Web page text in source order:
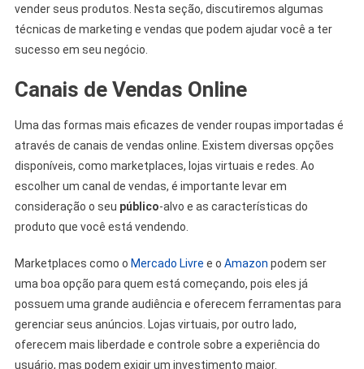
vender seus produtos. Nesta seção, discutiremos algumas
técnicas de marketing e vendas que podem ajudar você a ter
sucesso em seu negócio.
Canais de Vendas Online
Uma das formas mais eficazes de vender roupas importadas é
através de canais de vendas online. Existem diversas opções
disponíveis, como marketplaces, lojas virtuais e redes. Ao
escolher um canal de vendas, é importante levar em
consideração o seu público-alvo e as características do
produto que você está vendendo.
Marketplaces como o Mercado Livre e o Amazon podem ser
uma boa opção para quem está começando, pois eles já
possuem uma grande audiência e oferecem ferramentas para
gerenciar seus anúncios. Lojas virtuais, por outro lado,
oferecem mais liberdade e controle sobre a experiência do
usuário, mas podem exigir um investimento maior.